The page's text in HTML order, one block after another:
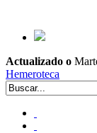
Actualizado o
Hemeroteca